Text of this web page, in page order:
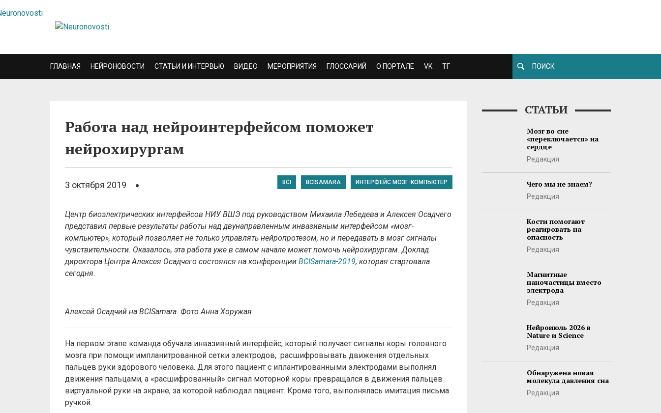
ГЛАВНАЯ НЕЙРОНОВОСТИ СТАТЬИ И ИНТЕРВЬЮ ВИДЕО МЕРОПРИЯТИЯ ГЛОССАРИЙ О ПОРТАЛЕ VK ТГ
Работа над нейроинтерфейсом поможет
нейрохирургам
3 октября 2019 BCI BCISAMARA ИНТЕРФЕЙС МОЗГ-КОМПЬЮТЕР
Центр биоэлектрических интерфейсов НИУ ВШЭ под руководством Михаила Лебедева и Алексея Осадчего
представил первые результаты работы над двунаправленным инвазивным интерфейсом «мозг-
компьютер», который позволяет не только управлять нейропротезом, но и передавать в мозг сигналы
чувствительности. Оказалось, эта работа уже в самом начале может помочь нейрохирургам. Доклад
директора Центра Алексея Осадчего состоялся на конференции BCISamara-2019, которая стартовала
сегодня.
Алексей Осадчий на BCISamara. Фото Анна Хоружая
На первом этапе команда обучала инвазивный интерфейс, который получает сигналы коры головного
мозга при помощи импланитрованной сетки электродов, расшифровывать движения отдельных
пальцев руки здорового человека. Для этого пациент с иплантированными электродами выполнял
движения пальцами, а «расшифрованный» сигнал моторной коры превращался в движения пальцев
виртуальной руки на экране, за которой наблюдал пациент. Кроме того, выполнялась имитация письма
ручкой.
СТАТЬИ
Мозг во сне
«переключается» на
сердце
Редакция
Чего мы не знаем?
Редакция
Кости помогают
реагировать на
опасность
Редакция
Магнитные
наночастицы вместо
электрода
Редакция
Нейроиюль 2026 в
Nature и Science
Редакция
Обнаружена новая
молекула давления сна
Редакция